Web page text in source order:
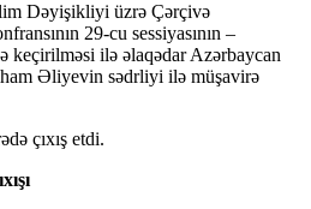
Dəyişikliyi üzrə Çərçivə
29-cu sessiyasının –
keçirilməsi ilə əlaqədar Azərbaycan
Əliyevin sədrliyi ilə müşavirə
çıxış etdi.